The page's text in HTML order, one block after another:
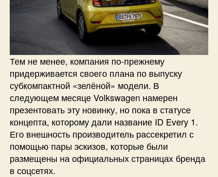
Тем не менее, компания по-прежнему
придерживается своего плана по выпуску
субкомпактной «зелёной» модели. В
следующем месяце Volkswagen намерен
презентовать эту новинку, но пока в статусе
концепта, которому дали название ID Every 1.
Его внешность производитель рассекретил с
помощью пары эскизов, которые были
размещены на официальных страницах бренда
в соцсетях.